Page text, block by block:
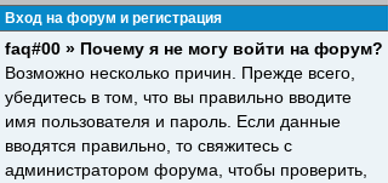
Вход на форум и регистрация
faq#00 » Почему я не могу войти на форум?
Возможно несколько причин. Прежде всего,
убедитесь в том, что вы правильно вводите
имя пользователя и пароль. Если данные
вводятся правильно, то свяжитесь с
администратором форума, чтобы проверить,